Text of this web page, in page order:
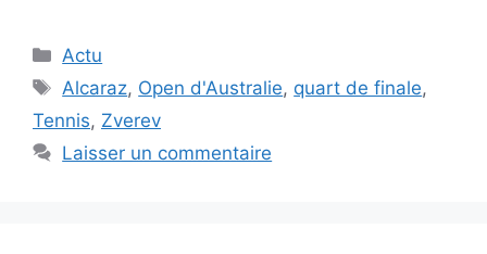
Catégories
Actu
Étiquettes
Alcaraz, Open d'Australie, quart de finale,
Tennis, Zverev
Laisser un commentaire